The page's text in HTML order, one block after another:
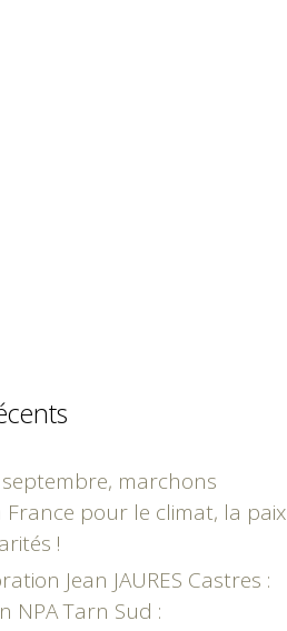
marchons
pour le climat, la paix
!
Jean JAURES Castres :
NPA Tarn Sud :